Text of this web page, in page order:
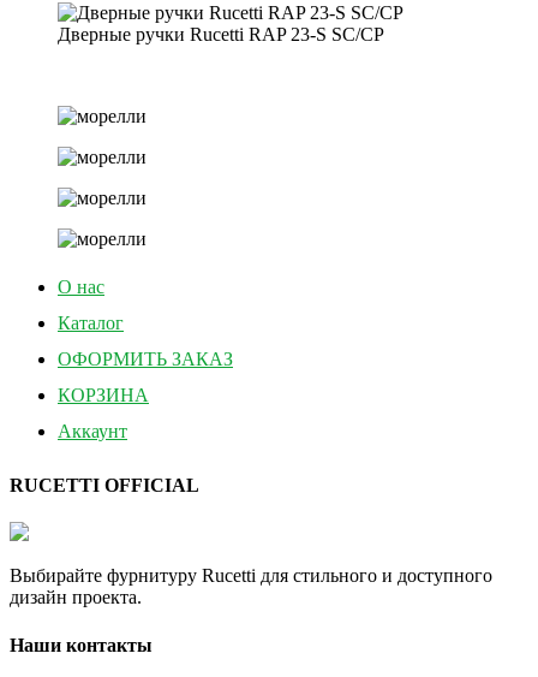
Дверные ручки Rucetti RAP 23-S SC/CP
О нас
Каталог
ОФОРМИТЬ ЗАКАЗ
КОРЗИНА
Аккаунт
RUCETTI OFFICIAL
Выбирайте фурнитуру Rucetti для стильного и доступного
дизайн проекта.
Наши контакты